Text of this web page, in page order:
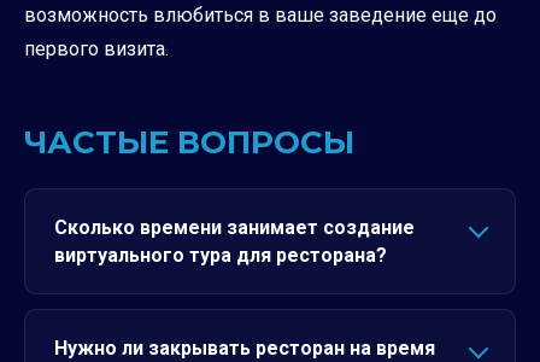
возможность влюбиться в ваше заведение еще до
первого визита.
ЧАСТЫЕ ВОПРОСЫ
Сколько времени занимает создание
виртуального тура для ресторана?
Нужно ли закрывать ресторан на время